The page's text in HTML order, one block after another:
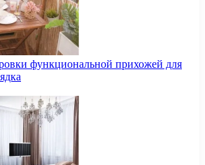
функциональной прихожей для